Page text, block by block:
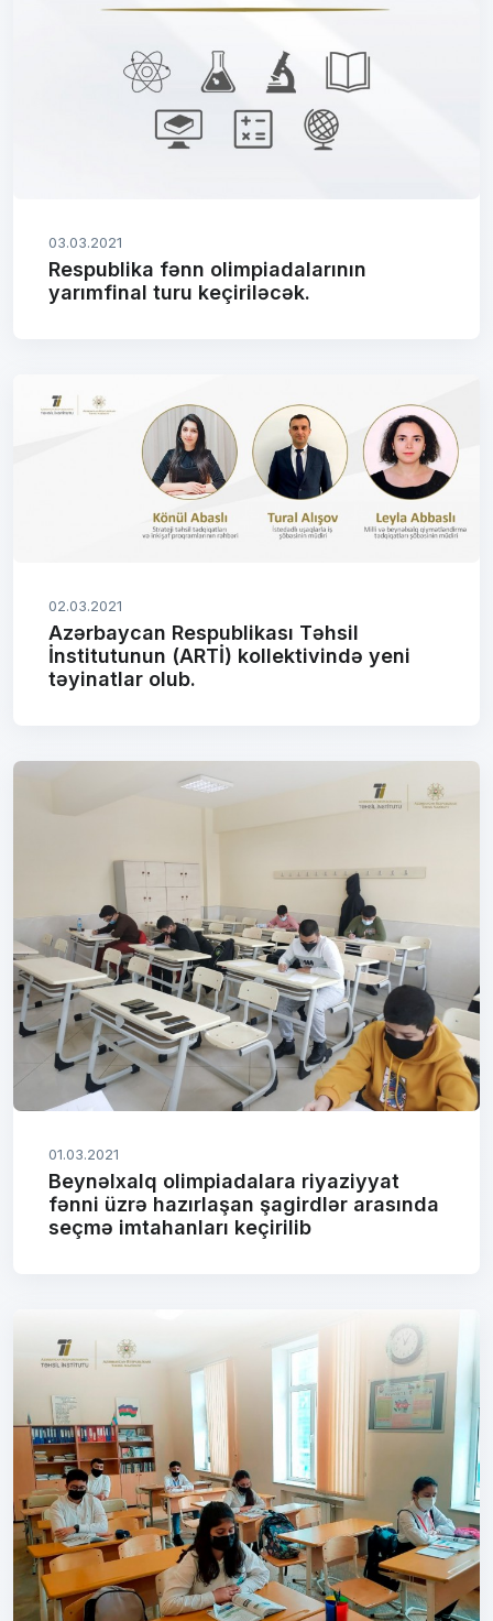
03.03.2021
Respublika fənn olimpiadalarının
yarımfinal turu keçiriləcək.
02.03.2021
Azərbaycan Respublikası Təhsil
İnstitutunun (ARTİ) kollektivində yeni
təyinatlar olub.
01.03.2021
Beynəlxalq olimpiadalara riyaziyyat
fənni üzrə hazırlaşan şagirdlər arasında
seçmə imtahanları keçirilib